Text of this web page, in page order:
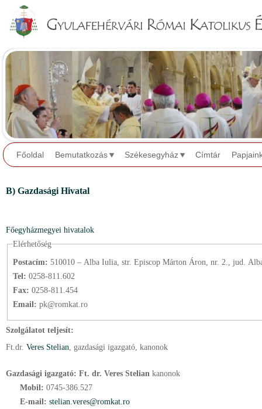
Főoldal Bemutatkozás Székesegyház Címtár
B) Gazdasági Hivatal
Főegyházmegyei hivatalok
Elérhetőség
Postacím: 510010 – Alba Iulia, str. Episcop Márton Áron, nr. 2., jud.
Tel: 0258-811.602
Fax: 0258-811.454
Email: pk@romkat.ro
Szolgálatot teljesít:
Ft. dr. Veres Stelian , gazdasági igazgató , kanonok
Gazdasági igazgató: Ft. dr. Veres Stelian kanonok
Mobil: 0745-386.527
E-mail: stelian.veres@romkat.ro